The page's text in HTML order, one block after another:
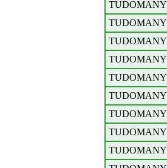
TUDOMANY
TUDOMANY
TUDOMANY
TUDOMANY
TUDOMANY
TUDOMANY
TUDOMANY
TUDOMANY
TUDOMANY